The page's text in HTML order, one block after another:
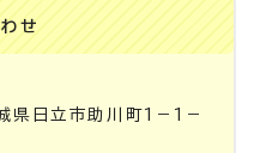
せ
日立市助川町1－1－